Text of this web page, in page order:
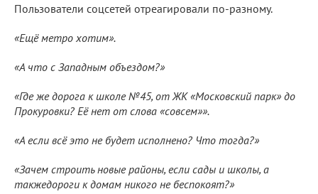
Пользователи соцсетей отреагировали по-разному.
«Ещё метро хотим».
«А что с Западным объездом?»
«Где же дорога к школе №45, от ЖК «Московский парк» до
Прокуровки? Её нет от слова «совсем»».
«А если всё это не будет исполнено? Что тогда?»
«Зачем строить новые районы, если сады и школы, а
такжедороги к домам никого не беспокоят?»